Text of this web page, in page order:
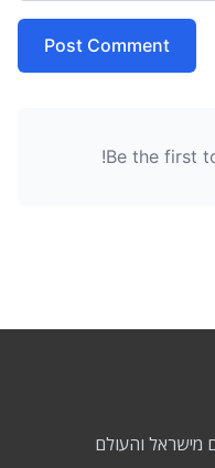
Post Comment
Be the first
מישראל והעולם